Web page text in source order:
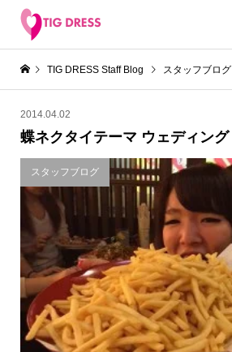
TIG DRESS Staff Blog スタッフブログ
2014.04.02
蝶ネクタイテーマ ウェディング
スタッフブログ